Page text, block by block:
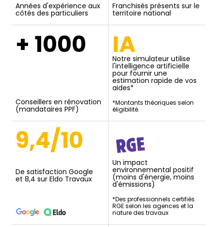
Années d'expérience aux
côtés des particuliers
Franchisés présents sur le
territoire national
+ 1000
Conseillers en rénovation
(mandataires PPF)
IA
Notre simulateur utilise
l'intelligence artificielle
pour fournir une
estimation rapide de vos
aides*
*Montants théoriques selon
éligibilité.
9,4/10
De satisfaction Google
et 8,4 sur Eldo Travaux
Un impact
environnemental positif
(moins d'énergie, moins
d'émissions)
*Des professionnels certifiés
RGE selon les agences et la
nature des travaux